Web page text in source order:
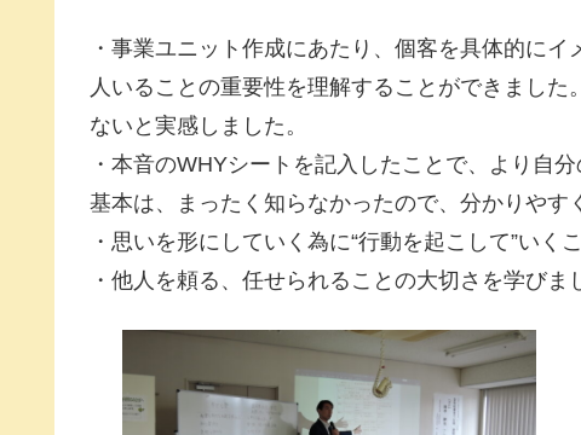
・事業ユニット作成にあたり、個客を具体的に
人いることの重要性を理解することができまし
ないと実感しました。
・本音のWHYシートを記入したことで、より自
基本は、まったく知らなかったので、分かりやす
・思いを形にしていく為に“行動を起こして”いく
・他人を頼る、任せられることの大切さを学びま